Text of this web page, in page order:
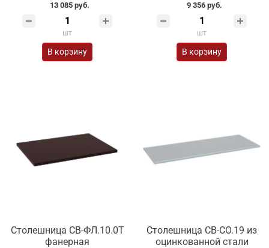
13 085 руб.
шт
В корзину
9 356 руб.
шт
В корзину
Столешница СВ-ФЛ.10.0Т
фанерная
Столешница СВ-СО.19 из
оцинкованной стали